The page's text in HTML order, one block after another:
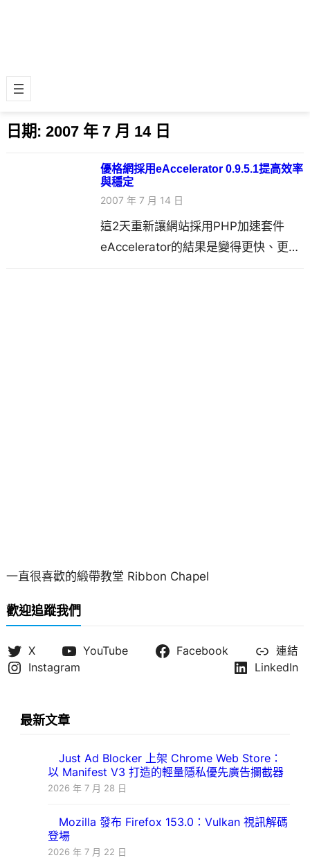
日期: 2007 年 7 月 14 日
優格網採用eAccelerator 0.9.5.1提高效率
與穩定
2007 年 7 月 14 日
這2天重新讓網站採用PHP加速套件
eAccelerator的結果是變得更快、更穩
一直很喜歡的緞帶教堂 Ribbon Chapel
歡迎追蹤我們
X YouTube Facebook
連結
Instagram
LinkedIn
最新文章
Just Ad Blocker 上架 Chrome Web Store：
以 Manifest V3 打造的輕量隱私優先廣告攔截器
2026 年 7 月 28 日
Mozilla 發布 Firefox 153.0：Vulkan 視訊解碼
登場
2026 年 7 月 22 日